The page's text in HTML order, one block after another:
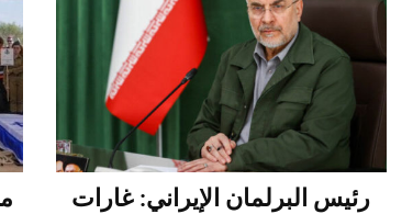
رئيس البرلمان الإيراني: غارات